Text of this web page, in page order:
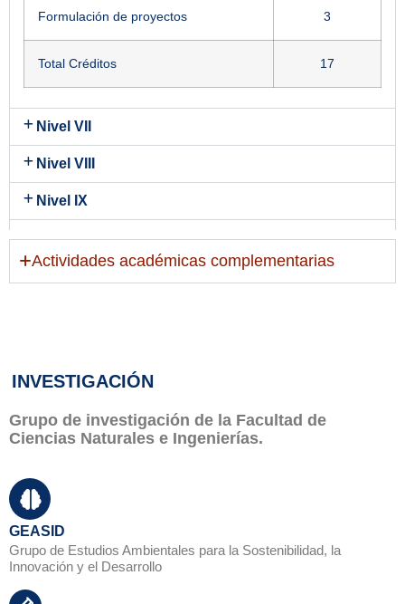
Formulación de proyectos 3
Total Créditos 17
Nivel VII
Nivel VIII
Nivel IX
Nivel X
Actividades académicas complementarias
INVESTIGACIÓN
Grupo de investigación de la Facultad de
Ciencias Naturales e Ingenierías.
GEASID
Grupo de Estudios Ambientales para la Sostenibilidad, la
Innovación y el Desarrollo